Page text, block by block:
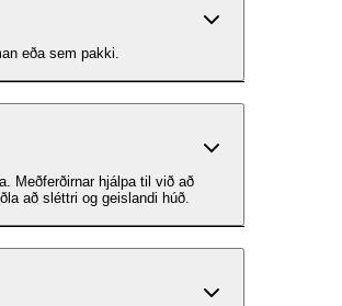
eða sem pakki.
Meðferðirnar hjálpa til við að
að sléttri og geislandi húð.